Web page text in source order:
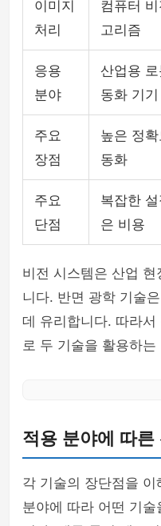
이미지
처리
컴퓨터
고리즘
응용
분야
산업용
동화 기기
주요
장점
높은 정
동화
주요
단점
복잡한
은 비용
비전 시스템은 산업
니다. 반면 광학 기술
데 유리합니다. 따라
로 두 기술을 활용하
적용 분야에 따른
각 기술의 장단점을
분야에 따라 어떤 기